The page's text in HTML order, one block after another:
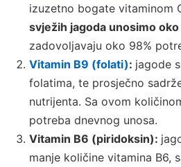
izuzetno bogate vitaminom
svježih jagoda unosimo
zadovoljavaju oko 98%
Vitamin B9 (folati): jagode
folatima, te prosječno
nutrijenta. Sa ovom
potreba dnevnog unosa.
Vitamin B6 (piridoksin):
manje količine vitamina B6,